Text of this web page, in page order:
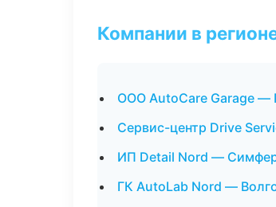
Компании в
ООО AutoCare Garage —
Сервис-центр Drive
ИП Detail Nord —
ГК AutoLab Nord —